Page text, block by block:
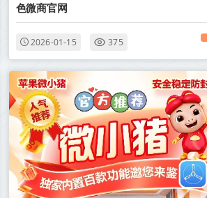
色微商官网
2026-01-15 375